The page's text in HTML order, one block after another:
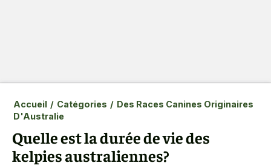
Accueil / Catégories / Des Races Canines Originaires
D'Australie
Quelle est la durée de vie des
kelpies australiennes?